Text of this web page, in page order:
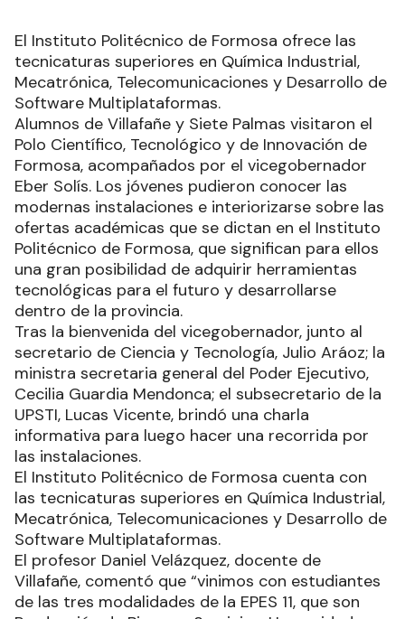
El Instituto Politécnico de Formosa ofrece las
tecnicaturas superiores en Química Industrial,
Mecatrónica, Telecomunicaciones y Desarrollo de
Software Multiplataformas.
Alumnos de Villafañe y Siete Palmas visitaron el
Polo Científico, Tecnológico y de Innovación de
Formosa, acompañados por el vicegobernador
Eber Solís. Los jóvenes pudieron conocer las
modernas instalaciones e interiorizarse sobre las
ofertas académicas que se dictan en el Instituto
Politécnico de Formosa, que significan para ellos
una gran posibilidad de adquirir herramientas
tecnológicas para el futuro y desarrollarse
dentro de la provincia.
Tras la bienvenida del vicegobernador, junto al
secretario de Ciencia y Tecnología, Julio Aráoz; la
ministra secretaria general del Poder Ejecutivo,
Cecilia Guardia Mendonca; el subsecretario de la
UPSTI, Lucas Vicente, brindó una charla
informativa para luego hacer una recorrida por
las instalaciones.
El Instituto Politécnico de Formosa cuenta con
las tecnicaturas superiores en Química Industrial,
Mecatrónica, Telecomunicaciones y Desarrollo de
Software Multiplataformas.
El profesor Daniel Velázquez, docente de
Villafañe, comentó que “vinimos con estudiantes
de las tres modalidades de la EPES 11, que son